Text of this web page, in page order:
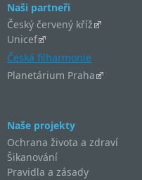
Naši partneři
Český červený kříž
Unicef
Česká filharmonie
Planetárium Praha
Naše projekty
Ochrana života a zdraví
Šikanování
Pravidla a zásady